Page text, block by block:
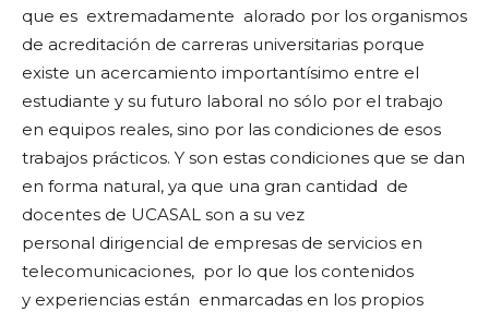
que es extremadamente alorado por los organismos
de acreditación de carreras universitarias porque
existe un acercamiento importantísimo entre el
estudiante y su futuro laboral no sólo por el trabajo
en equipos reales, sino por las condiciones de esos
trabajos prácticos. Y son estas condiciones que se dan
en forma natural, ya que una gran cantidad de
docentes de UCASAL son a su vez
personal dirigencial de empresas de servicios en
telecomunicaciones, por lo que los contenidos
y experiencias están enmarcadas en los propios